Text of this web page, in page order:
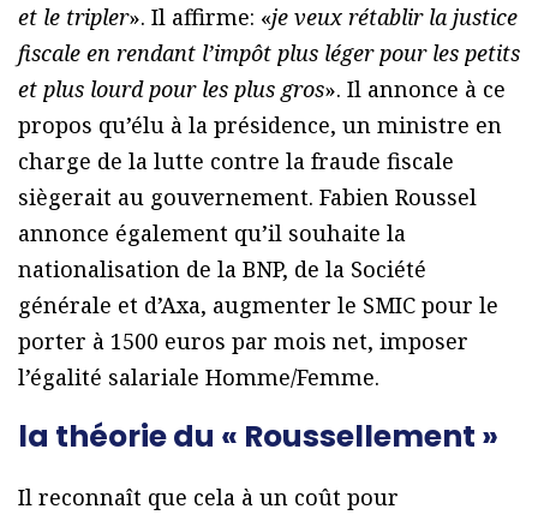
et le tripler». Il affirme: «je veux rétablir la justice
fiscale en rendant l’impôt plus léger pour les petits
et plus lourd pour les plus gros». Il annonce à ce
propos qu’élu à la présidence, un ministre en
charge de la lutte contre la fraude fiscale
siègerait au gouvernement. Fabien Roussel
annonce également qu’il souhaite la
nationalisation de la BNP, de la Société
générale et d’Axa, augmenter le SMIC pour le
porter à 1500 euros par mois net, imposer
l’égalité salariale Homme/Femme.
la théorie du « Roussellement »
Il reconnaît que cela à un coût pour